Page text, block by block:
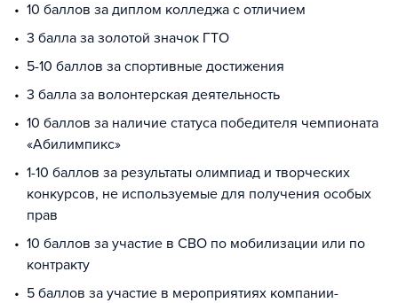
10 баллов за диплом колледжа с отличием
3 балла за золотой значок ГТО
5-10 баллов за спортивные достижения
3 балла за волонтерская деятельность
10 баллов за наличие статуса победителя чемпионата
«Абилимпикс»
1-10 баллов за результаты олимпиад и творческих
конкурсов, не используемые для получения особых
прав
10 баллов за участие в СВО по мобилизации или по
контракту
5 баллов за участие в мероприятиях компании-